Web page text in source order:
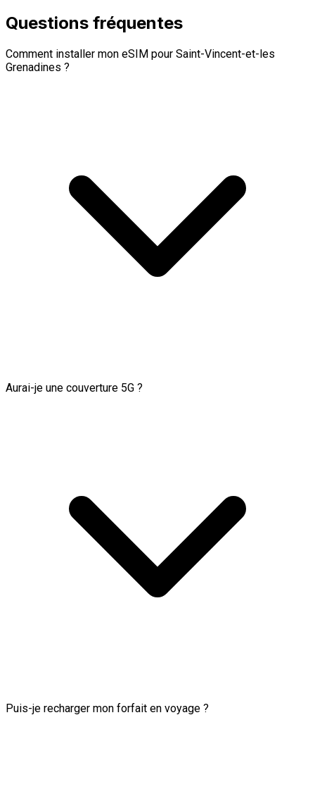
Questions fréquentes
Comment installer mon eSIM pour Saint-Vincent-et-les
Grenadines ?
Aurai-je une couverture 5G ?
Puis-je recharger mon forfait en voyage ?